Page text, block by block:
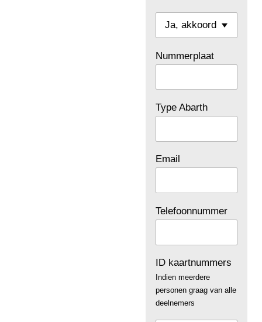
Nummerplaat
Type Abarth
Email
Telefoonnummer
ID kaartnummers
Indien meerdere
personen graag van alle
deelnemers